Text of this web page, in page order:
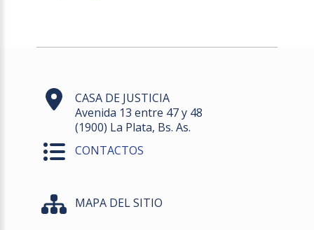
CASA DE JUSTICIA
Avenida 13 entre 47 y 48
(1900) La Plata, Bs. As.
CONTACTOS
MAPA DEL SITIO